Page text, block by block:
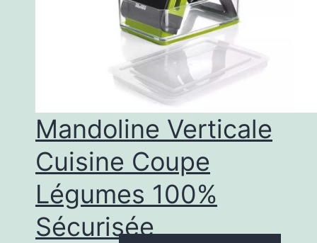
Mandoline Verticale
Cuisine Coupe
Légumes 100%
Sécurisée